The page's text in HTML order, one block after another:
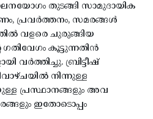
തുടങ്ങി സാമുദായിക
പ്രവർത്തനം, സമരങ്ങൾ
വളരെ ചുരുങ്ങിയ
ഗതിവേഗം കൂട്ടുന്നതിൻ
വർത്തിച്ചു. ബ്രിട്ടീഷ്
നിന്നുള്ള
പ്രസ്ഥാനങ്ങളും അവ
ഇതോടൊപ്പം